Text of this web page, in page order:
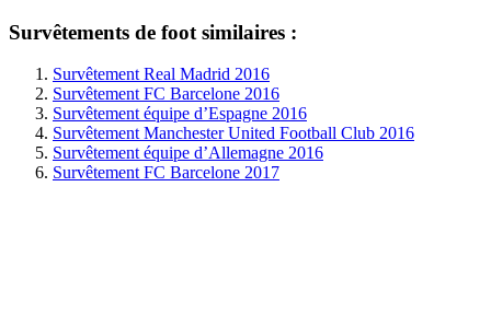
Survêtements de foot similaires :
Survêtement Real Madrid 2016
Survêtement FC Barcelone 2016
Survêtement équipe d’Espagne 2016
Survêtement Manchester United Football Club 2016
Survêtement équipe d’Allemagne 2016
Survêtement FC Barcelone 2017